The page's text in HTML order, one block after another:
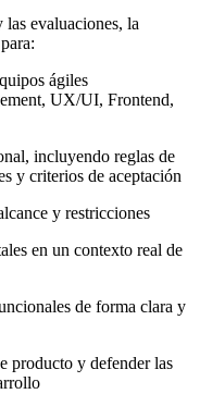
evaluaciones, la
ágiles
UX/UI, Frontend,
incluyendo reglas de
y criterios de aceptación
y restricciones
en un contexto real de
de forma clara y
producto y defender las